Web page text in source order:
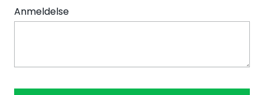
Anmeldelse